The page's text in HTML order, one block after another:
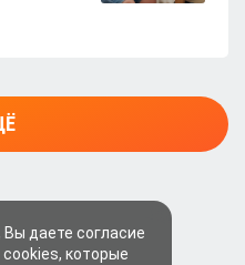
даете согласие
которые